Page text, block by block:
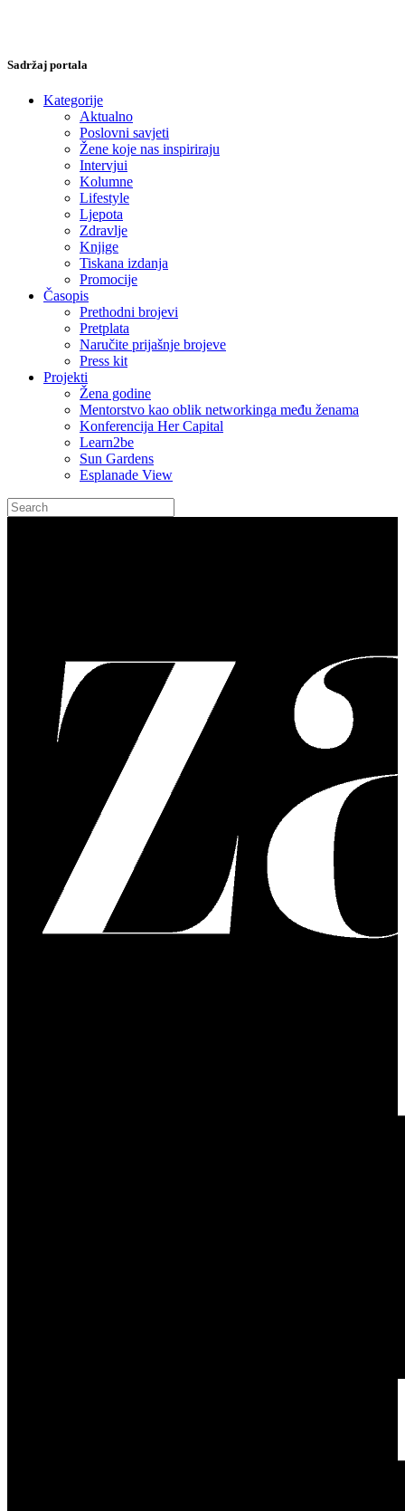
Sadržaj portala
Kategorije
Aktualno
Poslovni savjeti
Žene koje nas inspiriraju
Intervjui
Kolumne
Lifestyle
Ljepota
Zdravlje
Knjige
Tiskana izdanja
Promocije
Časopis
Prethodni brojevi
Pretplata
Naručite prijašnje brojeve
Press kit
Projekti
Žena godine
Mentorstvo kao oblik networkinga među ženama
Konferencija Her Capital
Learn2be
Sun Gardens
Esplanade View